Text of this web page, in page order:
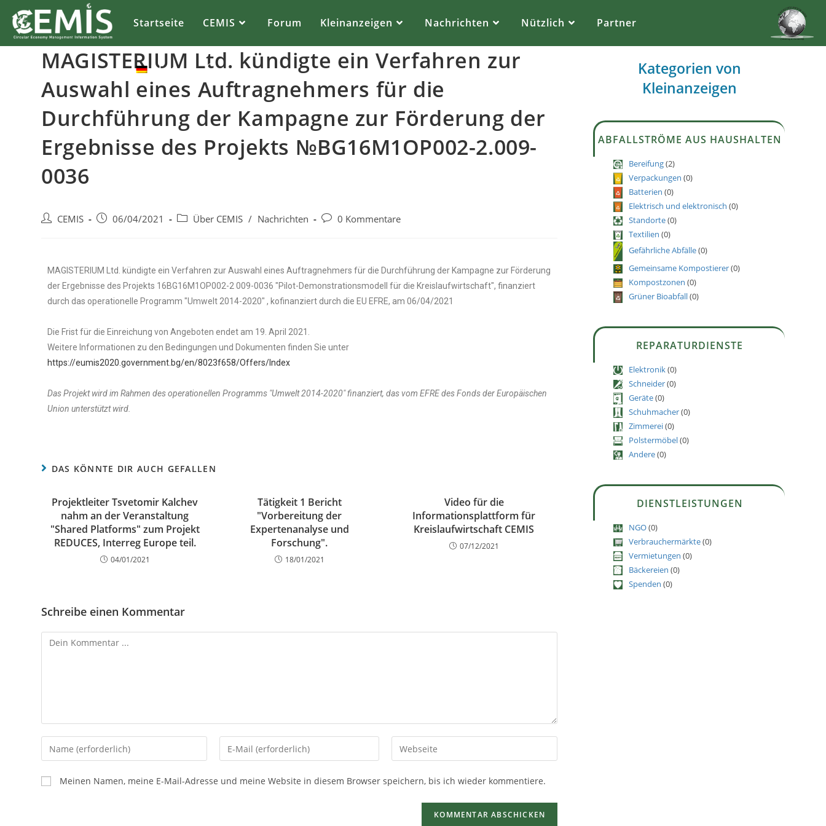
Startseite CEMIS Forum Kleinanzeigen Nachrichten Nützlich Partner
DE
MAGISTERIUM Ltd. kündigte ein Verfahren zur
Auswahl eines Auftragnehmers für die
Durchführung der Kampagne zur Förderung der
Ergebnisse des Projekts №BG16M1OP002-2.009-
0036
CEMIS 06/04/2021 Über CEMIS / Nachrichten 0 Kommentare
MAGISTERIUM Ltd. kündigte ein Verfahren zur Auswahl eines Auftragnehmers für die Durchführung der Kampagne zur Förderung
der Ergebnisse des Projekts 16BG16M1OP002-2 009-0036 "Pilot-Demonstrationsmodell für die Kreislaufwirtschaft", finanziert
durch das operationelle Programm "Umwelt 2014-2020" , kofinanziert durch die EU EFRE, am 06/04/2021
Die Frist für die Einreichung von Angeboten endet am 19. April 2021.
Weitere Informationen zu den Bedingungen und Dokumenten finden Sie unter
https://eumis2020.government.bg/en/8023f658/Offers/Index
Das Projekt wird im Rahmen des operationellen Programms "Umwelt 2014-2020" finanziert, das vom EFRE des Fonds der Europäischen
Union unterstützt wird.
DAS KÖNNTE DIR AUCH GEFALLEN
Projektleiter Tsvetomir Kalchev
nahm an der Veranstaltung
"Shared Platforms" zum Projekt
REDUCES, Interreg Europe teil.
04/01/2021
Tätigkeit 1 Bericht
"Vorbereitung der
Expertenanalyse und
Forschung".
18/01/2021
Video für die
Informationsplattform für
Kreislaufwirtschaft CEMIS
07/12/2021
Schreibe einen Kommentar
Meinen Namen, meine E-Mail-Adresse und meine Website in diesem Browser speichern, bis ich wieder kommentiere.
Kategorien von
Kleinanzeigen
ABFALLSTRÖME AUS HAUSHALTEN
Bereifung(2)
Verpackungen (0)
Batterien (0)
Elektrisch und elektronisch (0)
Standorte(0)
Textilien (0)
Gefährliche Abfälle(0)
Gemeinsame Kompostierer(0)
Kompostzonen (0)
Grüner Bioabfall(0)
REPARATURDIENSTE
Elektronik(0)
Schneider(0)
Geräte(0)
Schuhmacher(0)
Zimmerei(0)
Polstermöbel(0)
Andere(0)
DIENSTLEISTUNGEN
NGO(0)
Verbrauchermärkte(0)
Vermietungen (0)
Bäckereien (0)
Spenden (0)